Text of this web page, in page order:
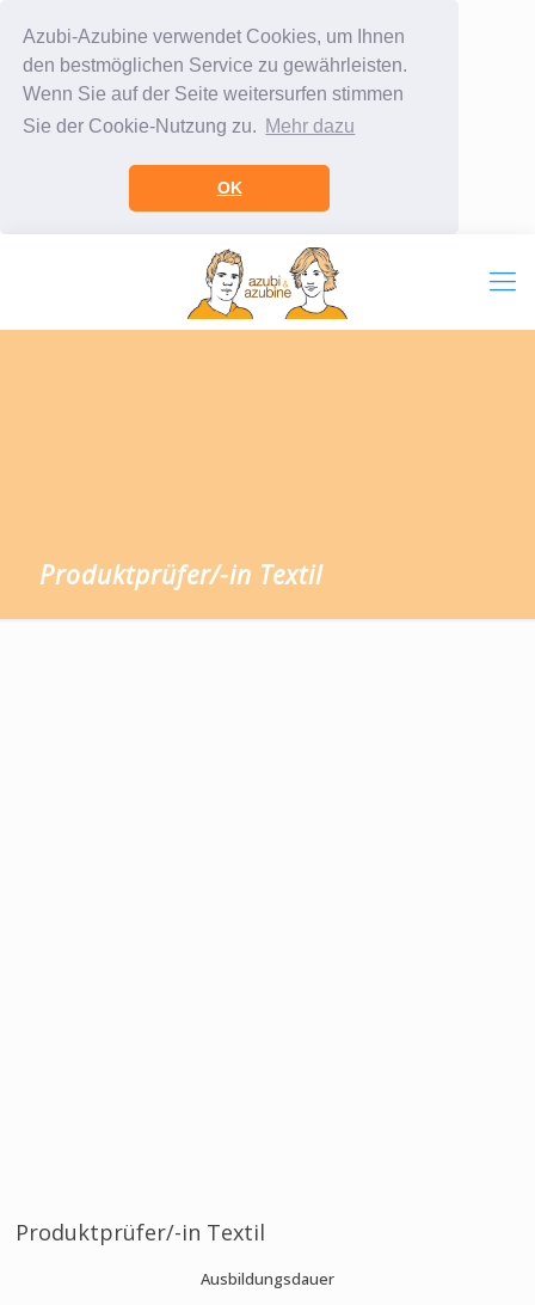
Azubi-Azubine verwendet Cookies, um Ihnen
den bestmöglichen Service zu gewährleisten.
Wenn Sie auf der Seite weitersurfen stimmen
Sie der Cookie-Nutzung zu. Mehr dazu
OK
Produktprüfer/-in Textil
Produktprüfer/-in Textil
Ausbildungsdauer